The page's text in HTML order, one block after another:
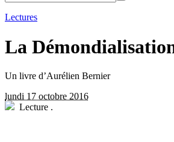
Lectures
La
Un livre d’Aurélien Bernier
lundi 17 octobre 2016
Lecture .